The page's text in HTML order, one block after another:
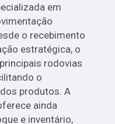
em
o recebimento
estratégica, o
rodovias
o
produtos. A
ainda
e inventário,